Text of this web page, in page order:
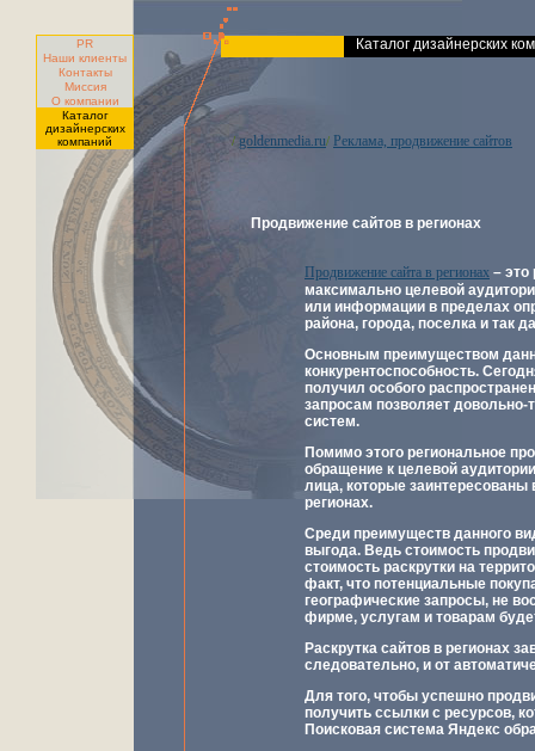
PR
Наши клиенты
Контакты
Миссия
О компании
Каталог
дизайнерских
компаний
Каталог дизайнерских
/ goldenmedia.ru/ Реклама, продвижение сайтов
Продвижение сайтов в регионах
Продвижение сайта в регионах – это
максимально целевой
или информации в пределах
района, города, поселка и так
Основным преимуществом
конкурентоспособность.
получил особого
запросам позволяет
систем.
Помимо этого региональное
обращение к целевой
лица, которые заинтересованы
регионах.
Среди преимуществ данного
выгода. Ведь стоимость
стоимость раскрутки на
факт, что потенциальные
географические запросы, не
фирме, услугам и товарам
Раскрутка сайтов в регионах
следовательно, и от
Для того, чтобы успешно
получить ссылки с ресурсов,
Поисковая система Яндекс